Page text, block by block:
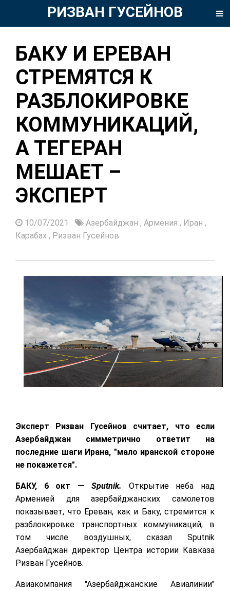
РИЗВАН ГУСЕЙНОВ
БАКУ И ЕРЕВАН
СТРЕМЯТСЯ К
РАЗБЛОКИРОВКЕ
КОММУНИКАЦИЙ,
А ТЕГЕРАН
МЕШАЕТ –
ЭКСПЕРТ
10/07/2021 Азербайджан , Армения , Иран ,
Карабах , Ризван Гусейнов
Эксперт Ризван Гусейнов считает, что если
Азербайджан симметрично ответит на
последние шаги Ирана, "мало иранской стороне
не покажется".
БАКУ, 6 окт — Sputnik. Открытие неба над
Арменией для азербайджанских самолетов
показывает, что Ереван, как и Баку, стремится к
разблокировке транспортных коммуникаций, в
том числе воздушных, сказал Sputnik
Азербайджан директор Центра истории Кавказа
Ризван Гусейнов.
Авиакомпания "Азербайджанские Авиалинии"